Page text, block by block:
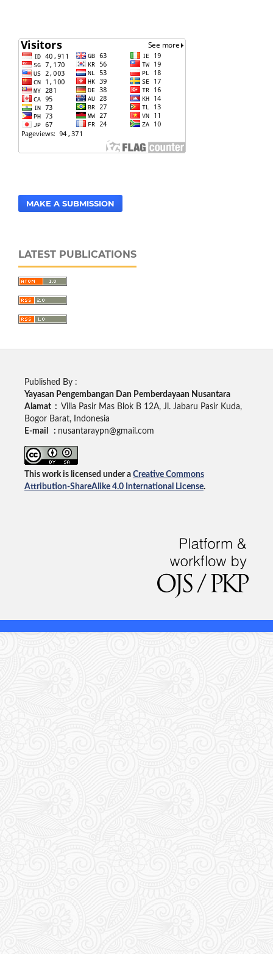
MAKE A SUBMISSION
LATEST PUBLICATIONS
Published By :
Yayasan Pengembangan Dan Pemberdayaan Nusantara
Alamat : Villa Pasir Mas Blok B 12A, Jl. Jabaru Pasir Kuda,
Bogor Barat, Indonesia
E-mail : nusantaraypn@gmail.com
This work is licensed under a Creative Commons
Attribution-ShareAlike 4.0 International License.